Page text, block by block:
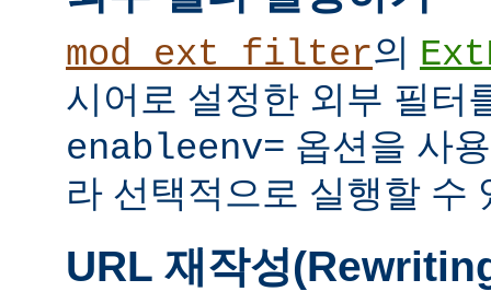
mod_ext_filter의
시어로 설정한 외부 필터
enableenv= 옵션을 사
라 선택적으로 실행할 수
URL 재작성